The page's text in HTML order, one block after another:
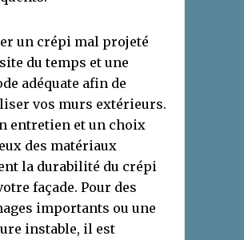
un crépi mal projeté
du temps et une
adéquate afin de
vos murs extérieurs.
entretien et un choix
des matériaux
la durabilité du crépi
façade. Pour des
importants ou une
instable, il est